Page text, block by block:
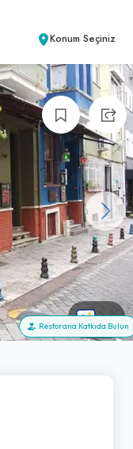
Konum Seçiniz
+8
Restorana Katkıda Bulun